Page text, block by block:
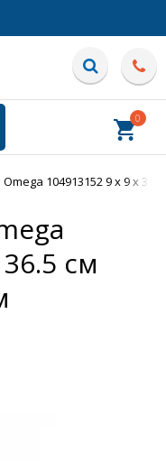
0
104913152 9 x 9 x
см